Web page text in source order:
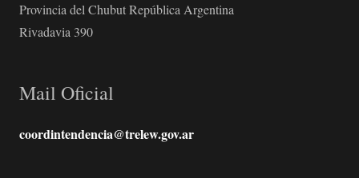
Provincia del Chubut República Argentina
Rivadavia 390
Mail Oficial
coordintendencia@trelew.gov.ar